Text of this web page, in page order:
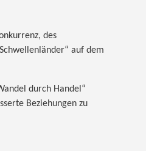
des
auf dem
durch Handel“
Beziehungen zu